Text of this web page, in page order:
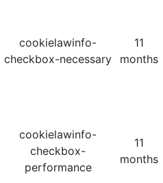
cookielawinfo-
checkbox-necessary
11
months
cookielawinfo-
checkbox-
performance
11
months